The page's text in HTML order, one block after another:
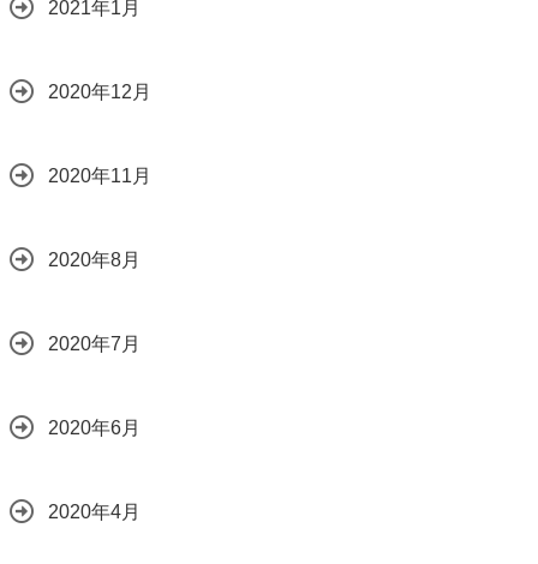
2021年1月
2020年12月
2020年11月
2020年8月
2020年7月
2020年6月
2020年4月